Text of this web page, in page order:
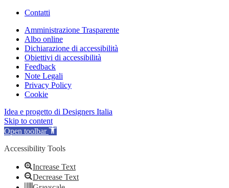
Contatti
Amministrazione Trasparente
Albo online
Dichiarazione di accessibilità
Obiettivi di accessibilità
Feedback
Note Legali
Privacy Policy
Cookie
Idea e progetto di Designers Italia
Skip to content
Open toolbar
Accessibility Tools
Increase Text
Decrease Text